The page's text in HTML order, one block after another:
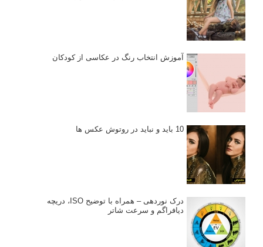
آموزش انتخاب رنگ در عکاسی از کودکان
10 باید و نباید در روتوش عکس ها
درک نوردهی – همراه با توضیح ISO، دریچه
دیافراگم و سرعت شاتر